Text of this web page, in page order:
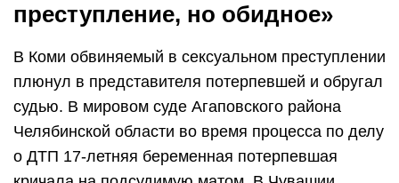
преступление, но обидное»
В Коми обвиняемый в сексуальном преступлении
плюнул в представителя потерпевшей и обругал
судью. В мировом суде Агаповского района
Челябинской области во время процесса по делу
о ДТП 17-летняя беременная потерпевшая